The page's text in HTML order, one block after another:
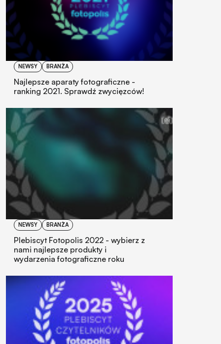
NEWSY BRANŻA
Najlepsze aparaty fotograficzne -
ranking 2021. Sprawdź zwycięzców!
NEWSY BRANŻA
Plebiscyt Fotopolis 2022 - wybierz z
nami najlepsze produkty i
wydarzenia fotograficzne roku